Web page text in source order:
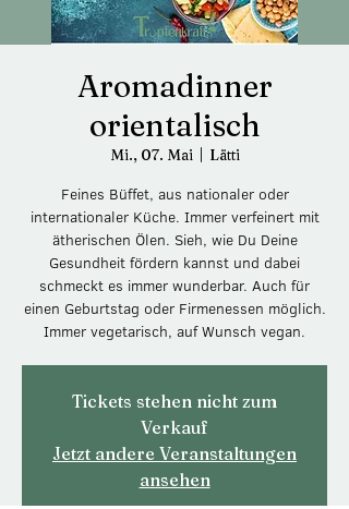
Aromadinner
orientalisch
Mi., 07. Mai
  |
Lätti
Feines Büffet, aus nationaler oder
internationaler Küche. Immer verfeinert mit
ätherischen Ölen. Sieh, wie Du Deine
Gesundheit fördern kannst und dabei
schmeckt es immer wunderbar. Auch für
einen Geburtstag oder Firmenessen möglich.
Immer vegetarisch, auf Wunsch vegan.
Tickets stehen nicht zum
Verkauf
Jetzt andere Veranstaltungen
ansehen